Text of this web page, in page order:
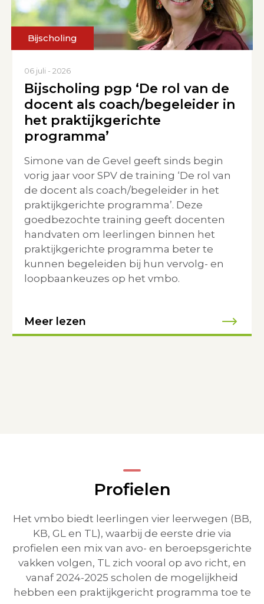
Bijscholing
06 juli - 2026
Bijscholing pgp ‘De rol van de
docent als coach/begeleider in
het praktijkgerichte
programma’
Simone van de Gevel geeft sinds begin
vorig jaar voor SPV de training ‘De rol van
de docent als coach/begeleider in het
praktijkgerichte programma’. Deze
goedbezochte training geeft docenten
handvaten om leerlingen binnen het
praktijkgerichte programma beter te
kunnen begeleiden bij hun vervolg- en
loopbaankeuzes op het vmbo.
Meer lezen
Profielen
Het vmbo biedt leerlingen vier leerwegen (BB,
KB, GL en TL), waarbij de eerste drie via
profielen een mix van avo- en beroepsgerichte
vakken volgen, TL zich vooral op avo richt, en
vanaf 2024-2025 scholen de mogelijkheid
hebben een praktijkgericht programma toe te